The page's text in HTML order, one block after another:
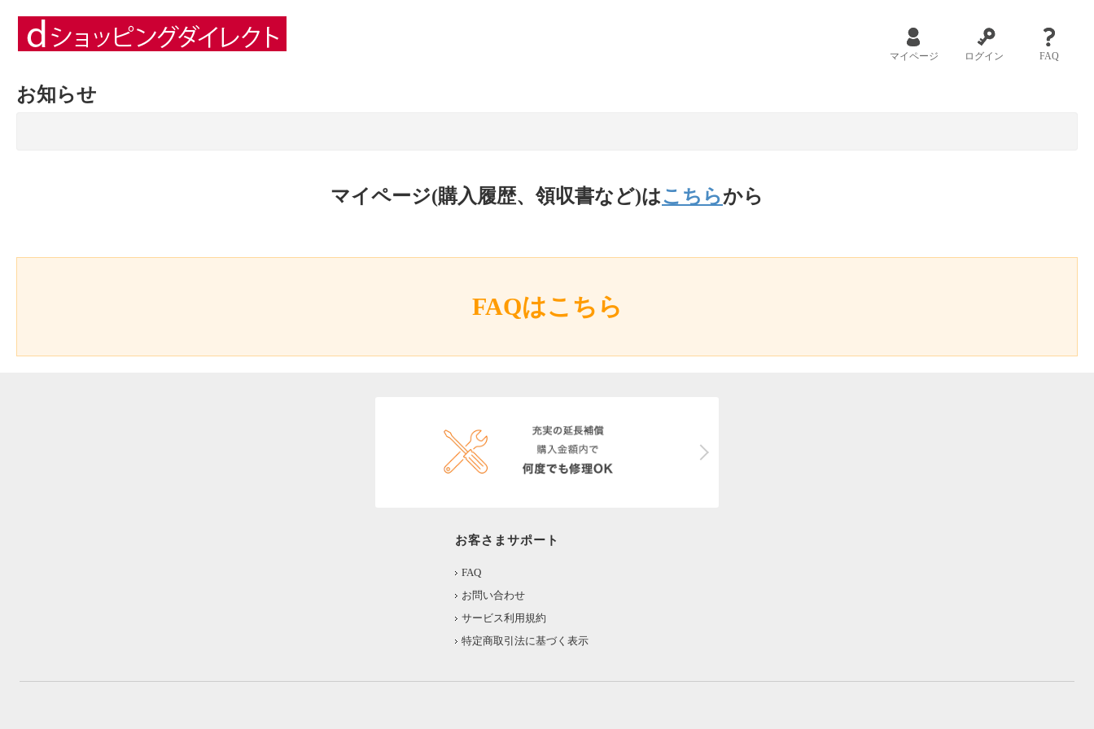
マイページ ログイン FAQ
お知らせ
マイページ(購入履歴、領収書など)はこちらから
FAQはこちら
お客さまサポート
FAQ
お問い合わせ
サービス利用規約
特定商取引法に基づく表示